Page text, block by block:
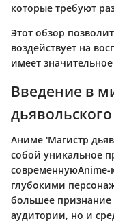
которые требуют
Этот обзор
воздействует на
имеет
Введение в
Аниме 'Магистр
собой уникальное
глубокими
большее
аудитории, но и